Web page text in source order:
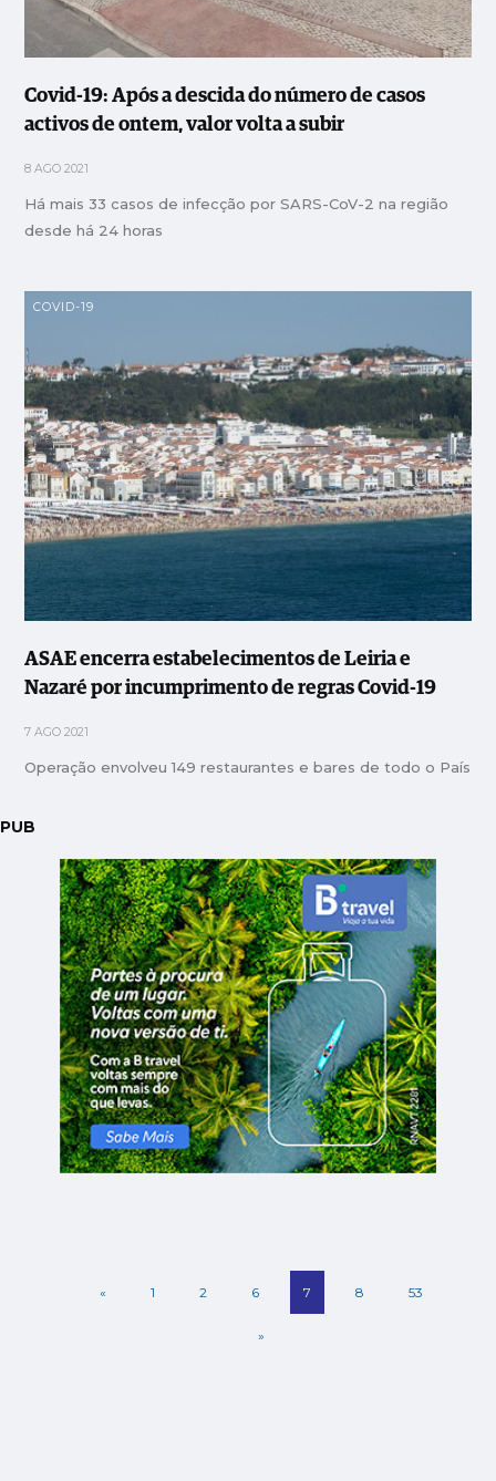
Covid-19: Após a descida do número de casos
activos de ontem, valor volta a subir
8 AGO 2021
Há mais 33 casos de infecção por SARS-CoV-2 na região
desde há 24 horas
COVID-19
ASAE encerra estabelecimentos de Leiria e
Nazaré por incumprimento de regras Covid-19
7 AGO 2021
Operação envolveu 149 restaurantes e bares de todo o País
PUB
« 1 2 6 7 8 53
»